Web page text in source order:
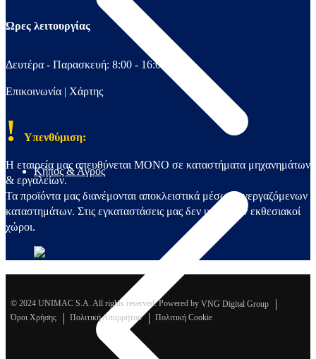
Κήπος & Αγρός
Ώρες λειτουργίας
Δευτέρα - Παρασκευή: 8:00 - 16:00
Επικοινωνία | Χάρτης
! Υπενθύμιση:
Η εταιρεία μας απευθύνεται ΜΟΝΟ σε καταστήματα μηχανημάτων
& εργαλείων.
Τα προϊόντα μας διανέμονται αποκλειστικά μέσω συνεργαζόμενων
καταστημάτων. Στις εγκαταστάσεις μας δεν υπάρχουν εκθεσιακοί
χώροι.
© 2024 UNIMAC S.A. All rights reserved. Powered by VNG Digital Group
Όροι Χρήσης
Πολιτική Απορρήτου Πολιτική Cookie